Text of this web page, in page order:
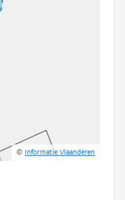
©Informatie Vlaanderen